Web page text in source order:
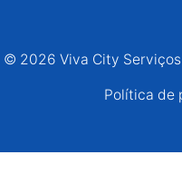
© 2026 Viva City
Política de